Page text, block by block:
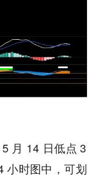
月 14 日低点 3
小时图中，可划